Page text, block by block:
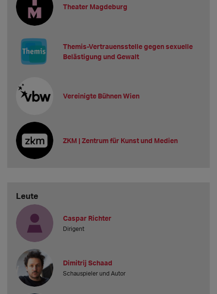
Theater Magdeburg
Themis-Vertrauensstelle gegen sexuelle
Belästigung und Gewalt
Vereinigte Bühnen Wien
ZKM | Zentrum für Kunst und Medien
Leute
Caspar Richter
Dirigent
Dimitrij Schaad
Schauspieler und Autor